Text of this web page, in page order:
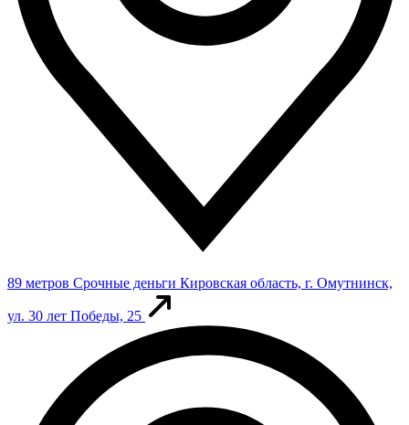
89 метров Срочные деньги Кировская область, г. Омутнинск,
ул. 30 лет Победы, 25